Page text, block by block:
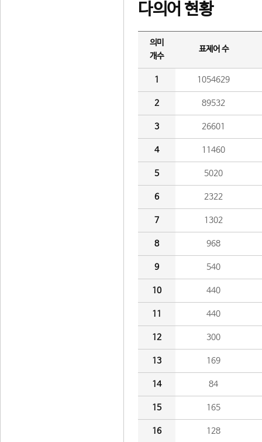
다의어 현황
의미
개수
표제어 수
1 1054629
2 89532
3 26601
4 11460
5 5020
6 2322
7 1302
8 968
9 540
10 440
11 440
12 300
13 169
14 84
15 165
16 128